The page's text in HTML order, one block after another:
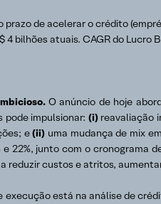
prazo de acelerar o crédito
4 bilhões atuais. CAGR do Lucro
O anúncio de hoje
pode impulsionar: (i)reavaliação
e(ii) uma mudança de mix
e 22%, junto com o cronograma
reduzir custos e atritos,
execução está na análise de